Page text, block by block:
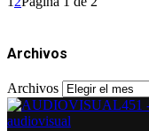
Archivos
Archivos